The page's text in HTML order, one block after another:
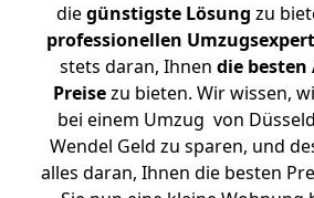
diegünstigste Lösung zu
professionellen
stets daran, Ihnen die besten
Preisezu bieten. Wir wissen,
bei einem Umzug von
Wendel Geld zu sparen, und
alles daran, Ihnen die besten